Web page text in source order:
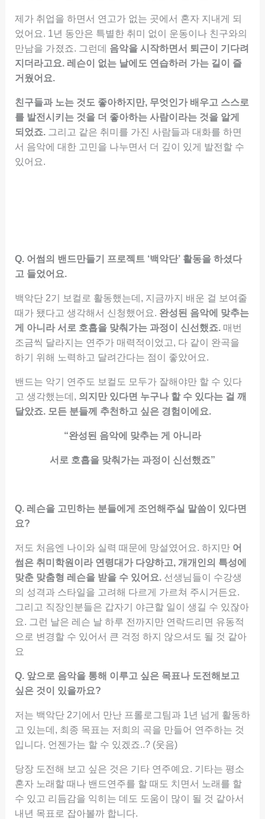
제가 취업을 하면서 연고가 없는 곳에서 혼자 지내게 되
었어요. 1년 동안은 특별한 취미 없이 운동이나 친구와의
만남을 가졌죠. 그런데 음악을 시작하면서 퇴근이 기다려
지더라고요. 레슨이 없는 날에도 연습하러 가는 길이 즐
거웠어요.
친구들과 노는 것도 좋아하지만, 무엇인가 배우고 스스로
를 발전시키는 것을 더 좋아하는 사람이라는 것을 알게
되었죠.그리고 같은 취미를 가진 사람들과 대화를 하면
서 음악에 대한 고민을 나누면서 더 깊이 있게 발전할 수
있어요.
Q. 어썸의 밴드만들기 프로젝트 ‘백악단’ 활동을 하셨다
고 들었어요.
백악단 2기 보컬로 활동했는데, 지금까지 배운 걸 보여줄
때가 됐다고 생각해서 신청했어요. 완성된 음악에 맞추는
게 아니라 서로 호흡을 맞춰가는 과정이 신선했죠. 매번
조금씩 달라지는 연주가 매력적이었고, 다 같이 완곡을
하기 위해 노력하고 달려간다는 점이 좋았어요.
밴드는 악기 연주도 보컬도 모두가 잘해야만 할 수 있다
고 생각했는데, 의지만 있다면 누구나 할 수 있다는 걸 깨
달았죠. 모든 분들께 추천하고 싶은 경험이에요.
“완성된 음악에 맞추는 게 아니라
서로 호흡을 맞춰가는 과정이 신선했죠”
Q. 레슨을 고민하는 분들에게 조언해주실 말씀이 있다면
요?
저도 처음엔 나이와 실력 때문에 망설였어요. 하지만 어
썸은 취미학원이라 연령대가 다양하고, 개개인의 특성에
맞춘 맞춤형 레슨을 받을 수 있어요.선생님들이 수강생
의 성격과 스타일을 고려해 다르게 가르쳐 주시거든요.
그리고 직장인분들은 갑자기 야근할 일이 생길 수 있잖아
요. 그런 날은 레슨 날 하루 전까지만 연락드리면 유동적
으로 변경할 수 있어서 큰 걱정 하지 않으셔도 될 것 같아
요
Q. 앞으로 음악을 통해 이루고 싶은 목표나 도전해보고
싶은 것이 있을까요?
저는 백악단 2기에서 만난 프롤로그팀과 1년 넘게 활동하
고 있는데, 최종 목표는 저희의 곡을 만들어 연주하는 것
입니다. 언젠가는 할 수 있겠죠..? (웃음)
당장 도전해 보고 싶은 것은 기타 연주예요. 기타는 평소
혼자 노래할 때나 밴드연주를 할 때도 치면서 노래를 할
수 있고 리듬감을 익히는 데도 도움이 많이 될 것 같아서
내년 목표로 잡아볼까 합니다.